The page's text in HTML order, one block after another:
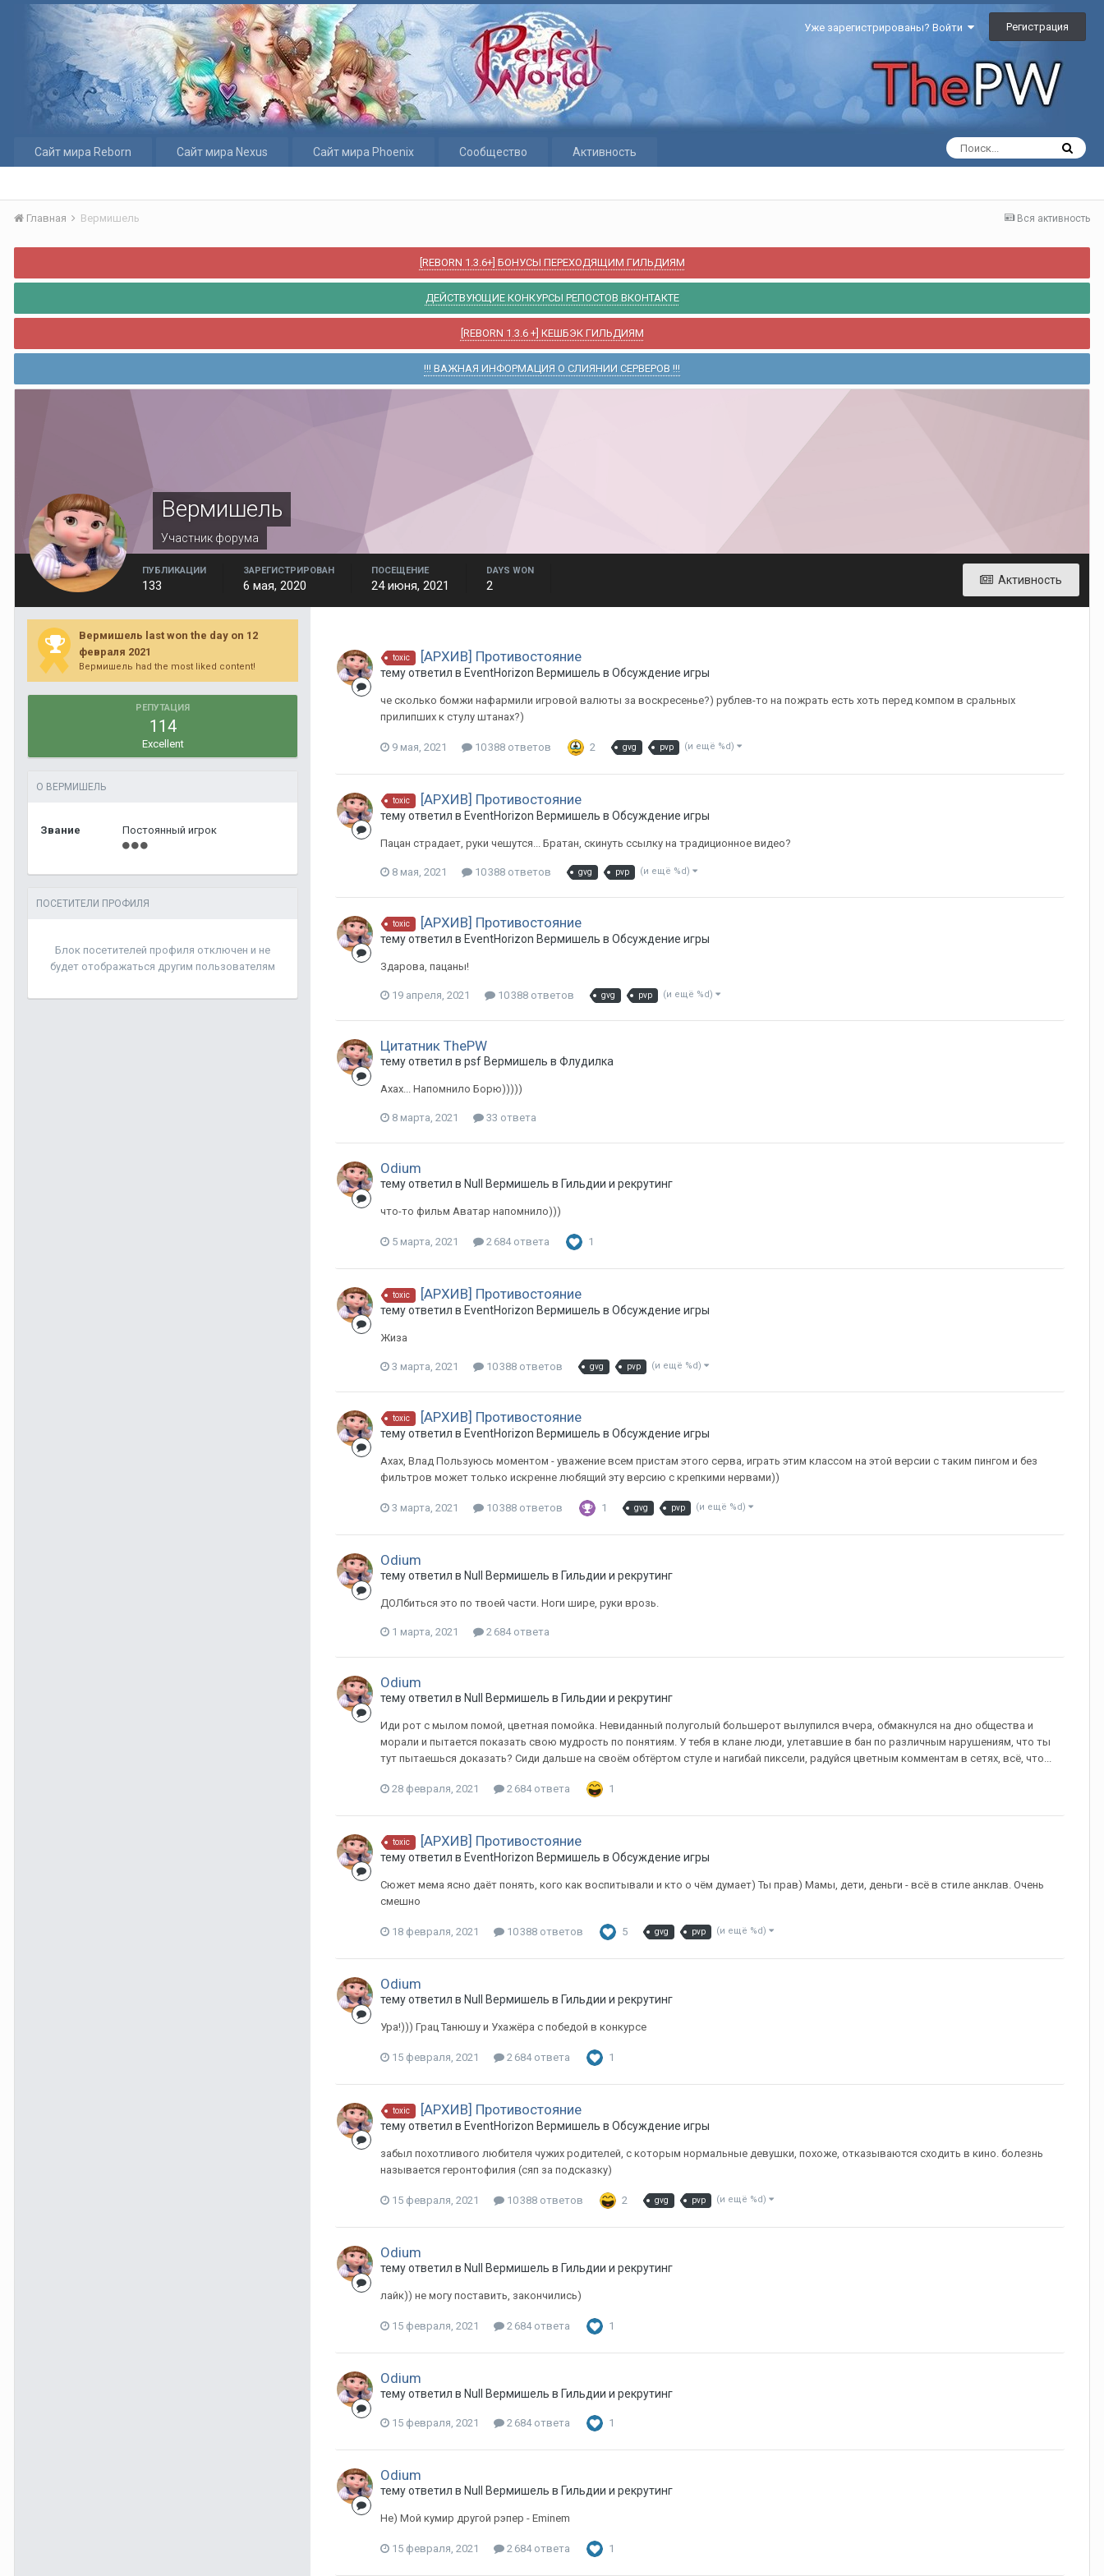
Уже зарегистрированы? Войти Регистрация
Сайт мира Reborn Сайт мира Nexus Сайт мира Phoenix Сообщество Активность
Вся активность
Главная Вермишель
[REBORN 1.3.6+] БОНУСЫ ПЕРЕХОДЯЩИМ ГИЛЬДИЯМ
ДЕЙСТВУЮЩИЕ КОНКУРСЫ РЕПОСТОВ ВКОНТАКТЕ
[REBORN 1.3.6 +] КЕШБЭК ГИЛЬДИЯМ
!!! ВАЖНАЯ ИНФОРМАЦИЯ О СЛИЯНИИ СЕРВЕРОВ !!!
Вермишель
Участник форума
Активность
ПУБЛИКАЦИИ
133
ЗАРЕГИСТРИРОВАН
6 мая, 2020
ПОСЕЩЕНИЕ
24 июня, 2021
DAYS WON
2
Вермишель last won the day on 12
февраля 2021
Вермишель had the most liked content!
РЕПУТАЦИЯ
114
Excellent
О ВЕРМИШЕЛЬ
Звание Постоянный игрок
ПОСЕТИТЕЛИ ПРОФИЛЯ
Блок посетителей профиля отключен и не
будет отображаться другим пользователям
toxic [АРХИВ] Противостояние
тему ответил в EventHorizon Вермишель в Обсуждение игры
че сколько бомжи нафармили игровой валюты за воскресенье?) рублев-то на пожрать есть хоть перед компом в сральных
прилипших к стулу штанах?)
9 мая, 2021 10 388 ответов 2 gvg pvp (и ещё %d)
toxic [АРХИВ] Противостояние
тему ответил в EventHorizon Вермишель в Обсуждение игры
Пацан страдает, руки чешутся... Братан, скинуть ссылку на традиционное видео?
8 мая, 2021 10 388 ответов gvg pvp (и ещё %d)
toxic [АРХИВ] Противостояние
тему ответил в EventHorizon Вермишель в Обсуждение игры
Здарова, пацаны!
19 апреля, 2021 10 388 ответов gvg pvp (и ещё %d)
Цитатник ThePW
тему ответил в psf Вермишель в Флудилка
Ахах... Напомнило Борю)))))
8 марта, 2021 33 ответа
Odium
тему ответил в Null Вермишель в Гильдии и рекрутинг
что-то фильм Аватар напомнило)))
5 марта, 2021 2 684 ответа 1
toxic [АРХИВ] Противостояние
тему ответил в EventHorizon Вермишель в Обсуждение игры
Жиза
3 марта, 2021 10 388 ответов gvg pvp (и ещё %d)
toxic [АРХИВ] Противостояние
тему ответил в EventHorizon Вермишель в Обсуждение игры
Ахах, Влад Пользуюсь моментом - уважение всем пристам этого серва, играть этим классом на этой версии с таким пингом и без
фильтров может только искренне любящий эту версию с крепкими нервами))
3 марта, 2021 10 388 ответов 1 gvg pvp (и ещё %d)
Odium
тему ответил в Null Вермишель в Гильдии и рекрутинг
ДОЛбиться это по твоей части. Ноги шире, руки врозь.
1 марта, 2021 2 684 ответа
Odium
тему ответил в Null Вермишель в Гильдии и рекрутинг
Иди рот с мылом помой, цветная помойка. Невиданный полуголый большерот вылупился вчера, обмакнулся на дно общества и
морали и пытается показать свою мудрость по понятиям. У тебя в клане люди, улетавшие в бан по различным нарушениям, что ты
тут пытаешься доказать? Сиди дальше на своём обтёртом стуле и нагибай пиксели, радуйся цветным комментам в сетях, всё, что...
28 февраля, 2021 2 684 ответа 1
toxic [АРХИВ] Противостояние
тему ответил в EventHorizon Вермишель в Обсуждение игры
Сюжет мема ясно даёт понять, кого как воспитывали и кто о чём думает) Ты прав) Мамы, дети, деньги - всё в стиле анклав. Очень
смешно
18 февраля, 2021 10 388 ответов 5 gvg pvp (и ещё %d)
Odium
тему ответил в Null Вермишель в Гильдии и рекрутинг
Ура!))) Грац Танюшу и Ухажёра с победой в конкурсе
15 февраля, 2021 2 684 ответа 1
toxic [АРХИВ] Противостояние
тему ответил в EventHorizon Вермишель в Обсуждение игры
забыл похотливого любителя чужих родителей, с которым нормальные девушки, похоже, отказываются сходить в кино. болезнь
называется геронтофилия (сяп за подсказку)
15 февраля, 2021 10 388 ответов 2 gvg pvp (и ещё %d)
Odium
тему ответил в Null Вермишель в Гильдии и рекрутинг
лайк)) не могу поставить, закончились)
15 февраля, 2021 2 684 ответа 1
Odium
тему ответил в Null Вермишель в Гильдии и рекрутинг
15 февраля, 2021 2 684 ответа 1
Odium
тему ответил в Null Вермишель в Гильдии и рекрутинг
Не) Мой кумир другой рэпер - Eminem
15 февраля, 2021 2 684 ответа 1